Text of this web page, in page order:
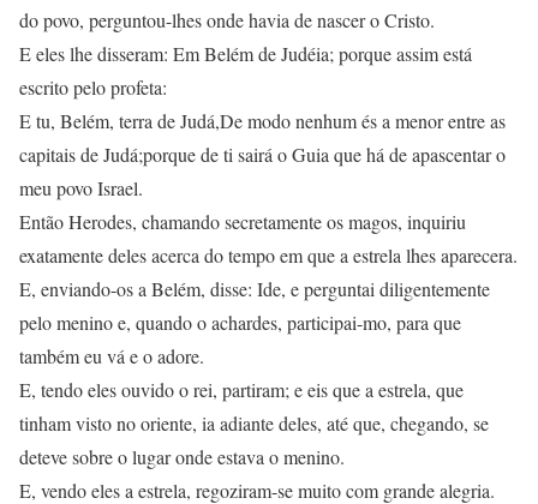
do povo, perguntou-lhes onde havia de nascer o Cristo.
E eles lhe disseram: Em Belém de Judéia; porque assim está
escrito pelo profeta:
E tu, Belém, terra de Judá,De modo nenhum és a menor entre as
capitais de Judá;porque de ti sairá o Guia que há de apascentar o
meu povo Israel.
Então Herodes, chamando secretamente os magos, inquiriu
exatamente deles acerca do tempo em que a estrela lhes aparecera.
E, enviando-os a Belém, disse: Ide, e perguntai diligentemente
pelo menino e, quando o achardes, participai-mo, para que
também eu vá e o adore.
E, tendo eles ouvido o rei, partiram; e eis que a estrela, que
tinham visto no oriente, ia adiante deles, até que, chegando, se
deteve sobre o lugar onde estava o menino.
E, vendo eles a estrela, regoziram-se muito com grande alegria.